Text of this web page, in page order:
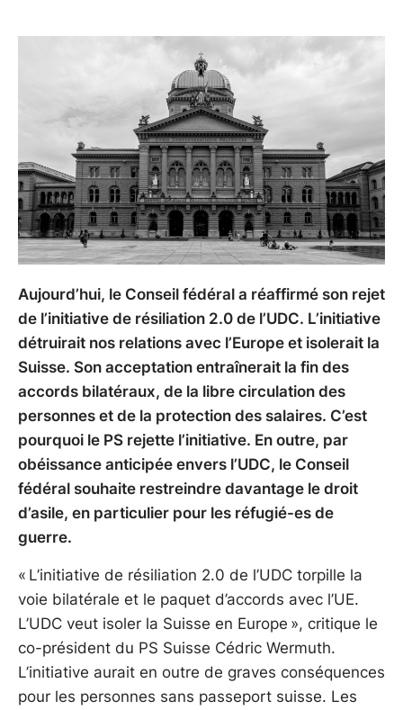
Aujourd’hui, le Conseil fédéral a réaffirmé son rejet
de l’initiative de résiliation 2.0 de l’UDC. L’initiative
détruirait nos relations avec l’Europe et isolerait la
Suisse. Son acceptation entraînerait la fin des
accords bilatéraux, de la libre circulation des
personnes et de la protection des salaires. C’est
pourquoi le PS rejette l’initiative. En outre, par
obéissance anticipée envers l’UDC, le Conseil
fédéral souhaite restreindre davantage le droit
d’asile, en particulier pour les réfugié-es de
guerre.
« L’initiative de résiliation 2.0 de l’UDC torpille la
voie bilatérale et le paquet d’accords avec l’UE.
L’UDC veut isoler la Suisse en Europe », critique le
co-président du PS Suisse Cédric Wermuth.
L’initiative aurait en outre de graves conséquences
pour les personnes sans passeport suisse. Les